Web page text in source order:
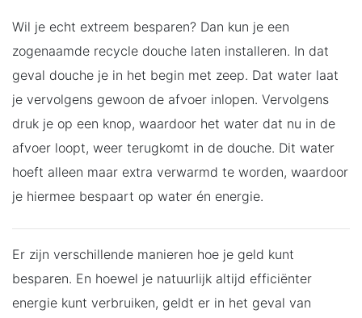
Wil je echt extreem besparen? Dan kun je een
zogenaamde recycle douche laten installeren. In dat
geval douche je in het begin met zeep. Dat water laat
je vervolgens gewoon de afvoer inlopen. Vervolgens
druk je op een knop, waardoor het water dat nu in de
afvoer loopt, weer terugkomt in de douche. Dit water
hoeft alleen maar extra verwarmd te worden, waardoor
je hiermee bespaart op water én energie.
Er zijn verschillende manieren hoe je geld kunt
besparen. En hoewel je natuurlijk altijd efficiënter
energie kunt verbruiken, geldt er in het geval van